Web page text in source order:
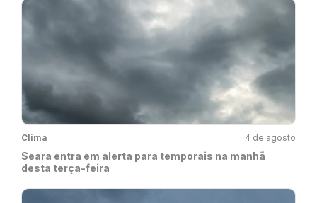
Clima 4 de agosto
Seara entra em alerta para temporais na manhã
desta terça-feira